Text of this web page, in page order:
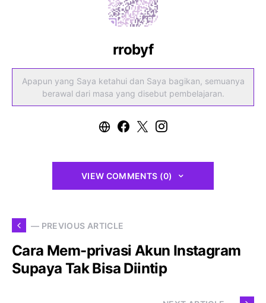
rrobyf
Apapun yang Saya ketahui dan Saya bagikan, semuanya
berawal dari masa yang disebut pembelajaran.
VIEW COMMENTS (0)
— PREVIOUS ARTICLE
Cara Mem-privasi Akun Instagram
Supaya Tak Bisa Diintip